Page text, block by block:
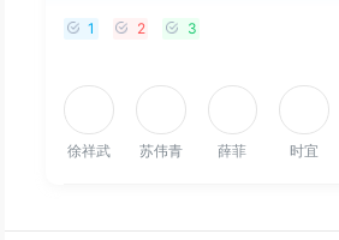
1 2 3
徐祥武 苏伟青 薛菲 时宜